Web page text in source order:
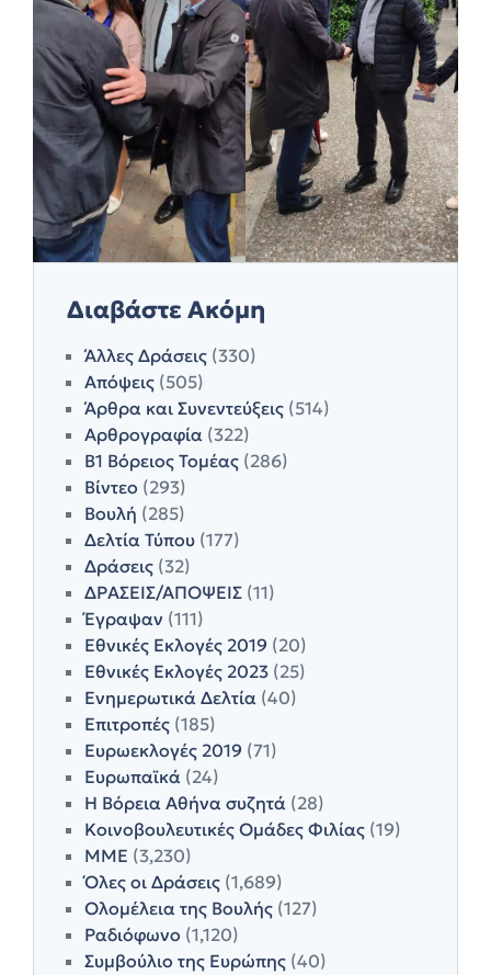
Διαβάστε Ακόμη
Άλλες Δράσεις (330)
Απόψεις (505)
Άρθρα και Συνεντεύξεις (514)
Αρθρογραφία (322)
Β1 Βόρειος Τομέας (286)
Βίντεο (293)
Βουλή (285)
Δελτία Τύπου (177)
Δράσεις (32)
ΔΡΑΣΕΙΣ/ΑΠΟΨΕΙΣ (11)
Έγραψαν (111)
Εθνικές Εκλογές 2019 (20)
Εθνικές Εκλογές 2023 (25)
Ενημερωτικά Δελτία (40)
Επιτροπές (185)
Ευρωεκλογές 2019 (71)
Ευρωπαϊκά (24)
Η Βόρεια Αθήνα συζητά (28)
Κοινοβουλευτικές Ομάδες Φιλίας (19)
ΜΜΕ (3,230)
Όλες οι Δράσεις (1,689)
Ολομέλεια της Βουλής (127)
Ραδιόφωνο (1,120)
Συμβούλιο της Ευρώπης (40)